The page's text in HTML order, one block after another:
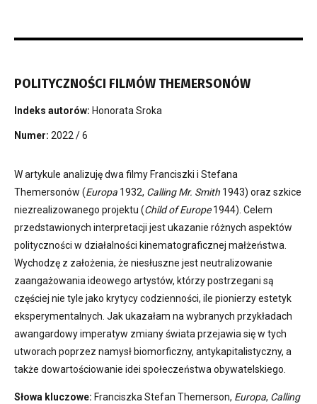
POLITYCZNOŚCI FILMÓW THEMERSONÓW
Indeks autorów: Honorata Sroka
Numer: 2022 / 6
W artykule analizuję dwa filmy Franciszki i Stefana
Themersonów (Europa 1932, Calling Mr. Smith 1943) oraz szkice
niezrealizowanego projektu (Child of Europe1944). Celem
przedstawionych interpretacji jest ukazanie różnych aspektów
polityczności w działalności kinematograficznej małżeństwa.
Wychodzę z założenia, że niesłuszne jest neutralizowanie
zaangażowania ideowego artystów, którzy postrzegani są
częściej nie tyle jako krytycy codzienności, ile pionierzy estetyk
eksperymentalnych. Jak ukazałam na wybranych przykładach
awangardowy imperatyw zmiany świata przejawia się w tych
utworach poprzez namysł biomorficzny, antykapitalistyczny, a
także dowartościowanie idei społeczeństwa obywatelskiego.
Słowa kluczowe: Franciszka Stefan Themerson, Europa, Calling